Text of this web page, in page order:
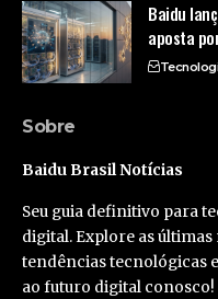
Baidu
aposta
Sobre
Baidu Brasil Notícias
Seu guia definitivo para
digital. Explore as
tendências tecnológicas
ao futuro digital conosco!